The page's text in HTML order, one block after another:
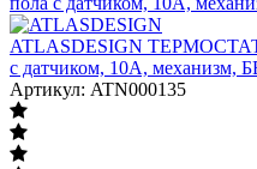
ATLASDESIGN ТЕРМОСТАТ
с датчиком, 10A, механизм,
Артикул: ATN000135